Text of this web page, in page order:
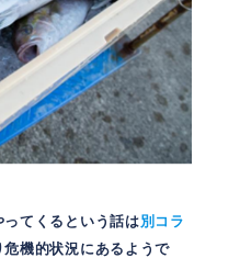
てくるという話は別コラ
機的状況にあるようで